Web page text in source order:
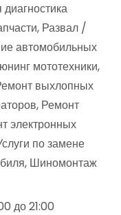
Развал /
автомобильных
мототехники,
выхлопных
Ремонт
электронных
по замене
Шиномонтаж
до 21:00